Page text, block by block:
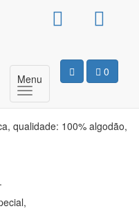
0
Menu
–
qualidade: 100% algodão,